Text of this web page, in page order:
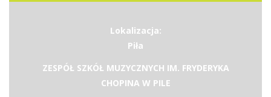
Lokalizacja:
Piła
ZESPÓŁ SZKÓŁ MUZYCZNYCH IM. FRYDERYKA
CHOPINA W PILE